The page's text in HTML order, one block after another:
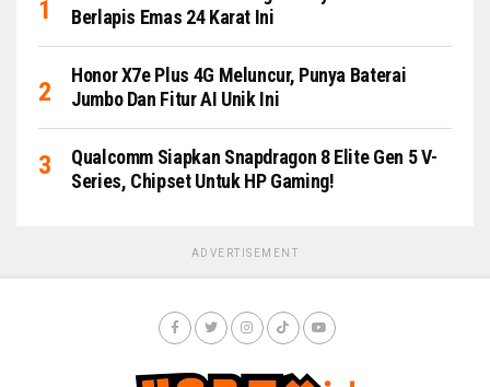
Berlapis Emas 24 Karat Ini
Honor X7e Plus 4G Meluncur, Punya Baterai
Jumbo Dan Fitur AI Unik Ini
Qualcomm Siapkan Snapdragon 8 Elite Gen 5 V-
Series, Chipset Untuk HP Gaming!
ADVERTISEMENT